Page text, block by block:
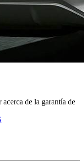
de la garantía de